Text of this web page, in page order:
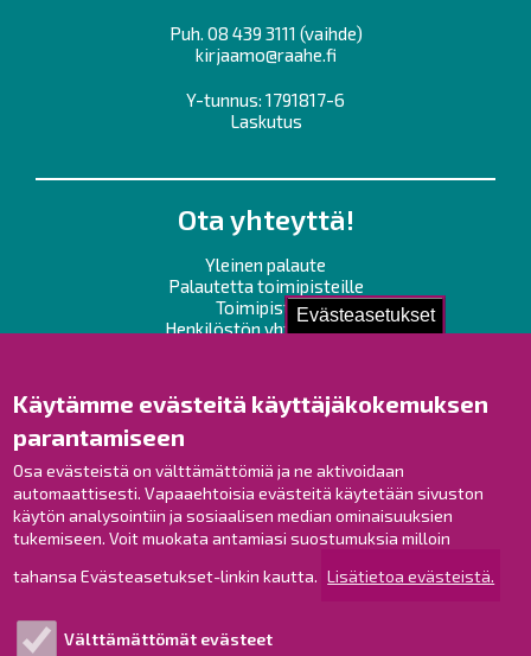
Evästeasetukset
Käytämme evästeitä käyttäjäkokemuksen
parantamiseen
Osa evästeistä on välttämättömiä ja ne aktivoidaan
automaattisesti. Vapaaehtoisia evästeitä käytetään sivuston
käytön analysointiin ja sosiaalisen median ominaisuuksien
tukemiseen. Voit muokata antamiasi suostumuksia milloin
tahansa Evästeasetukset-linkin kautta. Lisätietoa evästeistä.
Välttämättömät evästeet
Puh. 08 439 3111 (vaihde)
kirjaamo@raahe.fi
Y-tunnus: 1791817-6
Laskutus
Ota yhteyttä!
Yleinen palaute
Palautetta toimipisteille
Toimipisteet
Henkilöstön yhteystiedot
Raahe Facebookissa
Raahe Instagramissa
Raahe LinkedInissä
Raahe YouTubessa